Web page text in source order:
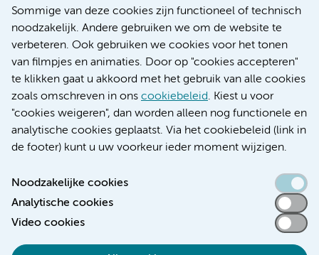
Sommige van deze cookies zijn functioneel of technisch
noodzakelijk. Andere gebruiken we om de website te
verbeteren. Ook gebruiken we cookies voor het tonen
van filmpjes en animaties. Door op "cookies accepteren"
te klikken gaat u akkoord met het gebruik van alle cookies
zoals omschreven in ons cookiebeleid. Kiest u voor
"cookies weigeren", dan worden alleen nog functionele en
analytische cookies geplaatst. Via het cookiebeleid (link in
de footer) kunt u uw voorkeur ieder moment wijzigen.
Noodzakelijke cookies
Analytische cookies
Video cookies
Nieuws
Research
Educatie locatie AMC
Educatie locatie VUmc
Verwijzen & diagnostiek
Toegankelijkheidsverklaring
Responsible disclosure